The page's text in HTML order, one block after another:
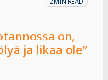
on,
ja likaa ole”